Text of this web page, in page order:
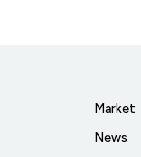
Market
News